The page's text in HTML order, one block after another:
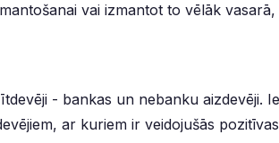
vai izmantot to vēlāk
- bankas un nebanku aizdevēji.
ar kuriem ir veidojušās